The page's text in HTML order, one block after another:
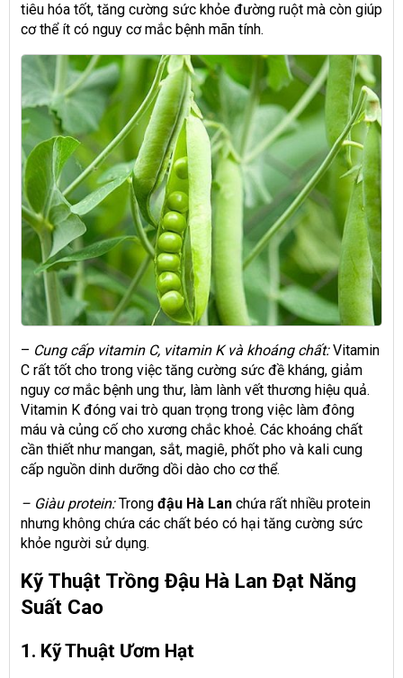
tiêu hóa tốt, tăng cường sức khỏe đường ruột mà còn giúp
cơ thể ít có nguy cơ mắc bệnh mãn tính.
– Cung cấp vitamin C, vitamin K và khoáng chất:Vitamin
C rất tốt cho trong việc tăng cường sức đề kháng, giảm
nguy cơ mắc bệnh ung thư, làm lành vết thương hiệu quả.
Vitamin K đóng vai trò quan trọng trong việc làm đông
máu và củng cố cho xương chắc khoẻ. Các khoáng chất
cần thiết như mangan, sắt, magiê, phốt pho và kali cung
cấp nguồn dinh dưỡng dồi dào cho cơ thể.
– Giàu protein:Trong đậu Hà Lan chứa rất nhiều protein
nhưng không chứa các chất béo có hại tăng cường sức
khỏe người sử dụng.
Kỹ Thuật Trồng Đậu Hà Lan Đạt Năng
Suất Cao
1. Kỹ Thuật Ươm Hạt